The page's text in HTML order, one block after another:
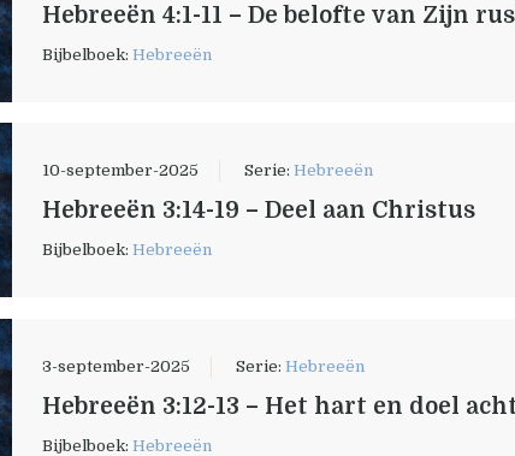
Hebreeën 4:1-11 – De belofte van Zijn
Bijbelboek:Hebreeën
10-september-2025 Serie:Hebreeën
Hebreeën 3:14-19 – Deel aan Christus
Bijbelboek:Hebreeën
3-september-2025 Serie:Hebreeën
Hebreeën 3:12-13 – Het hart en doel
Bijbelboek:Hebreeën